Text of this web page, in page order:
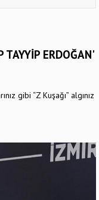
TAYYİP ERDOĞAN'
gibi “Z Kuşağı” algınız